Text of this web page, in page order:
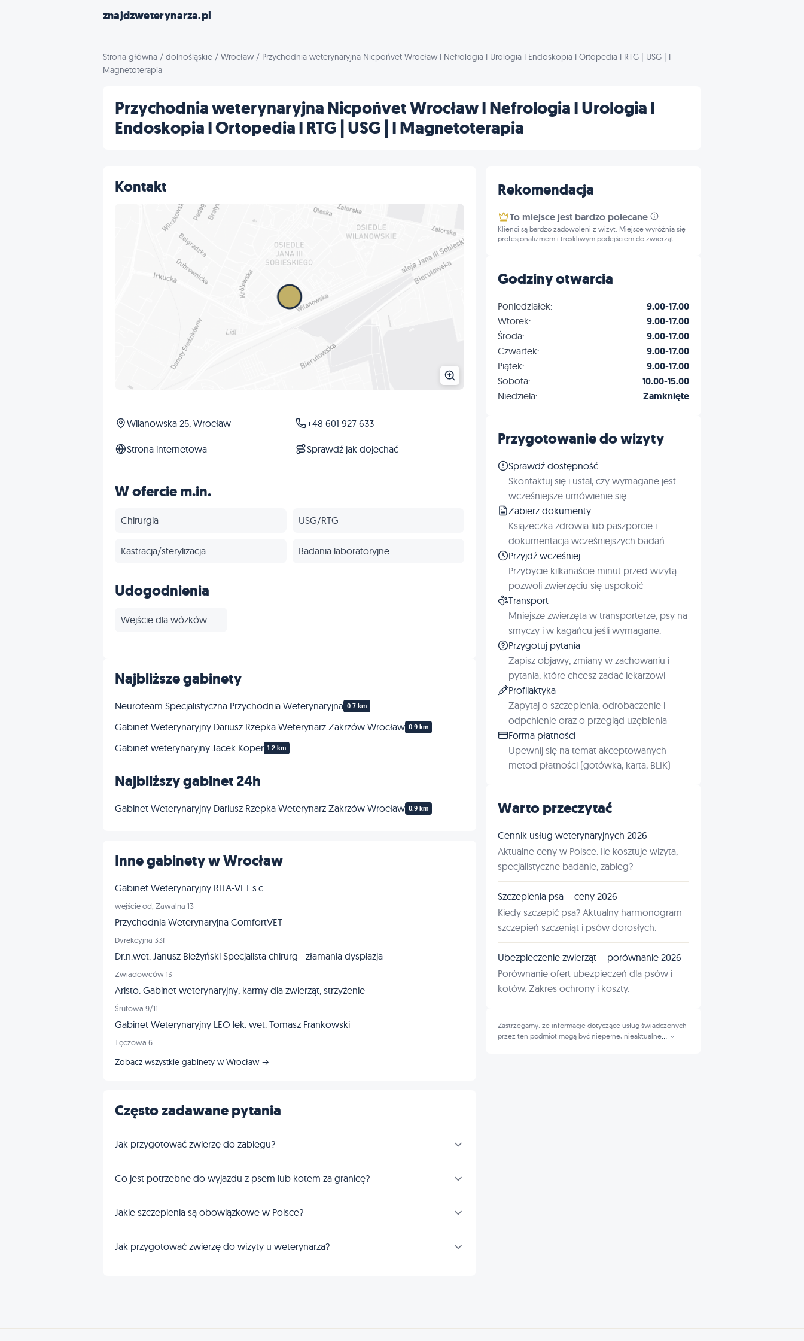
znajdzweterynarza.pl
Strona główna / dolnośląskie / Wrocław/ Przychodnia weterynaryjna Nicpońvet Wrocław I Nefrologia I Urologia I Endoskopia I Ortopedia I RTG | USG | I
Magnetoterapia
Przychodnia weterynaryjna Nicpońvet Wrocław I Nefrologia I Urologia I
Endoskopia I Ortopedia I RTG | USG | I Magnetoterapia
Kontakt
Wilanowska 25, Wrocław +48 601 927 633
Strona internetowa Sprawdź jak dojechać
W ofercie m.in.
Chirurgia USG/RTG
Kastracja/sterylizacja Badania laboratoryjne
Udogodnienia
Wejście dla wózków
Najbliższe gabinety
Neuroteam Specjalistyczna Przychodnia Weterynaryjna 0.7 km
Gabinet Weterynaryjny Dariusz Rzepka Weterynarz Zakrzów Wrocław 0.9 km
Gabinet weterynaryjny Jacek Koper 1.2 km
Najbliższy gabinet 24h
Gabinet Weterynaryjny Dariusz Rzepka Weterynarz Zakrzów Wrocław 0.9 km
Inne gabinety w Wrocław
Gabinet Weterynaryjny RITA-VET s.c.
wejście od, Zawalna 13
Przychodnia Weterynaryjna ComfortVET
Dyrekcyjna 33f
Dr.n.wet. Janusz Bieżyński Specjalista chirurg - złamania dysplazja
Zwiadowców 13
Aristo. Gabinet weterynaryjny, karmy dla zwierząt, strzyżenie
Śrutowa 9/11
Gabinet Weterynaryjny LEO lek. wet. Tomasz Frankowski
Tęczowa 6
Zobacz wszystkie gabinety w Wrocław →
Często zadawane pytania
Jak przygotować zwierzę do zabiegu?
Co jest potrzebne do wyjazdu z psem lub kotem za granicę?
Jakie szczepienia są obowiązkowe w Polsce?
Jak przygotować zwierzę do wizyty u weterynarza?
Rekomendacja
To miejsce jest bardzo polecane
Klienci są bardzo zadowoleni z wizyt. Miejsce wyróżnia się
profesjonalizmem i troskliwym podejściem do zwierząt.
Godziny otwarcia
Poniedziałek: 9.00-17.00
Wtorek: 9.00-17.00
Środa: 9.00-17.00
Czwartek: 9.00-17.00
Piątek: 9.00-17.00
Sobota: 10.00-15.00
Niedziela: Zamknięte
Przygotowanie do wizyty
Sprawdź dostępność
Skontaktuj się i ustal, czy wymagane jest
wcześniejsze umówienie się
Zabierz dokumenty
Książeczka zdrowia lub paszporcie i
dokumentacja wcześniejszych badań
Przyjdź wcześniej
Przybycie kilkanaście minut przed wizytą
pozwoli zwierzęciu się uspokoić
Transport
Mniejsze zwierzęta w transporterze, psy na
smyczy i w kagańcu jeśli wymagane.
Przygotuj pytania
Zapisz objawy, zmiany w zachowaniu i
pytania, które chcesz zadać lekarzowi
Profilaktyka
Zapytaj o szczepienia, odrobaczenie i
odpchlenie oraz o przegląd uzębienia
Forma płatności
Upewnij się na temat akceptowanych
metod płatności (gotówka, karta, BLIK)
Warto przeczytać
Cennik usług weterynaryjnych 2026
Aktualne ceny w Polsce. Ile kosztuje wizyta,
specjalistyczne badanie, zabieg?
Szczepienia psa – ceny 2026
Kiedy szczepić psa? Aktualny harmonogram
szczepień szczeniąt i psów dorosłych.
Ubezpieczenie zwierząt – porównanie 2026
Porównanie ofert ubezpieczeń dla psów i
kotów. Zakres ochrony i koszty.
Zastrzegamy, że informacje dotyczące usług świadczonych
przez ten podmiot mogą być niepełne, nieaktualne...